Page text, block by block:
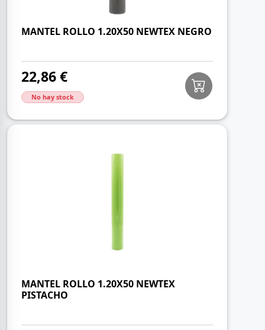
MANTEL ROLLO 1.20X50 NEWTEX NEGRO
22,86 €
No hay stock
MANTEL ROLLO 1.20X50 NEWTEX
PISTACHO